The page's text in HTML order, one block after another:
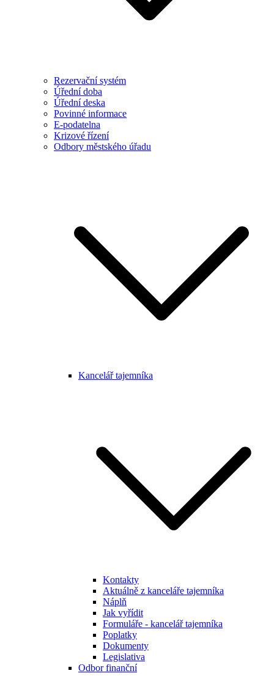
Rezervační systém
Úřední doba
Úřední deska
Povinné informace
E-podatelna
Krizové řízení
Odbory městského úřadu
Kancelář tajemníka
Kontakty
Aktuálně z kanceláře tajemníka
Náplň
Jak vyřídit
Formuláře - kancelář tajemníka
Poplatky
Dokumenty
Legislativa
Odbor finanční